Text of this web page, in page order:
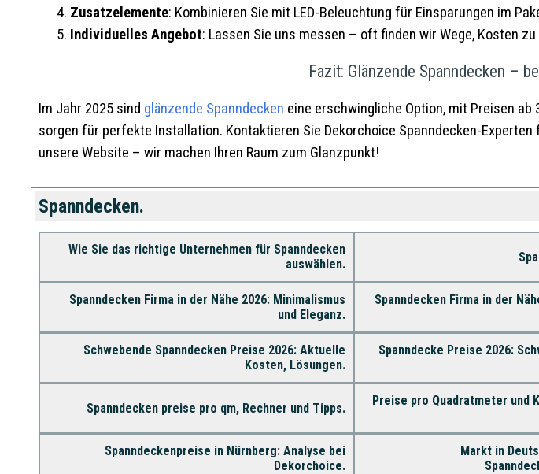
Zusatzelemente: Kombinieren Sie mit LED-Beleuchtung für Einsparungen im
Individuelles Angebot: Lassen Sie uns messen – oft finden wir Wege, Kosten zu
Fazit: Glänzende Spanndecken –
Im Jahr 2025 sind glänzende Spanndecken eine erschwingliche Option, mit Preisen ab
sorgen für perfekte Installation. Kontaktieren Sie Dekorchoice Spanndecken-
unsere Website – wir machen Ihren Raum zum Glanzpunkt!
Spanndecken.
Wie Sie das richtige Unternehmen für Spanndecken
auswählen.
Spanndecken Firma in der Nähe 2026: Minimalismus
und Eleganz.
Spanndecken Firma in der
Schwebende Spanndecken Preise 2026: Aktuelle
Kosten, Lösungen.
Spanndecke Preise 2026:
Spanndecken preise pro qm, Rechner und Tipps.
Preise pro Quadratmeter und
Spanndeckenpreise in Nürnberg: Analyse bei
Dekorchoice.
Markt in